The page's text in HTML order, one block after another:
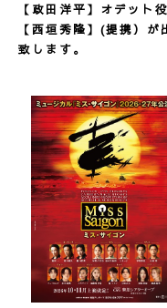
【政田洋平】オデット役
【西垣秀隆】(提携）が
致します。